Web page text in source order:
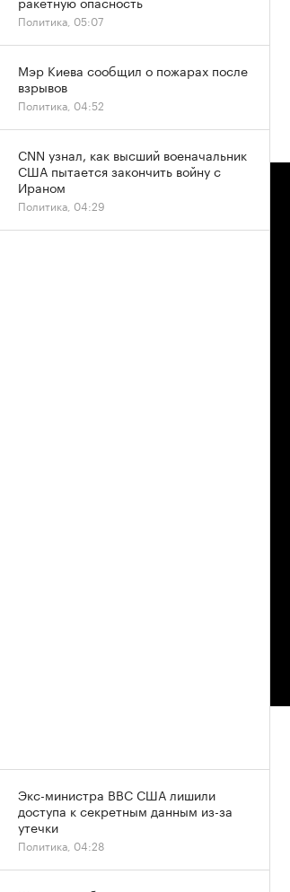
Политика, 05:07
Мэр Киева сообщил о пожарах после
взрывов
Политика, 04:52
CNN узнал, как высший военачальник
США пытается закончить войну с
Ираном
Политика, 04:29
Экс-министра ВВС США лишили
доступа к секретным данным из-за
утечки
Политика, 04:28